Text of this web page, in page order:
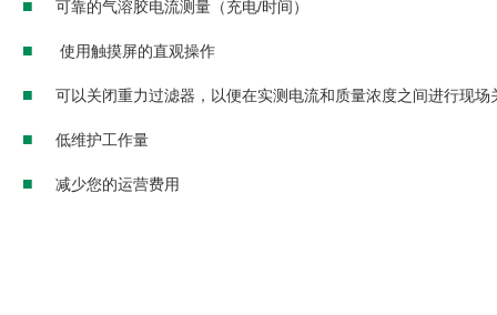
■ 可靠的气溶胶电流测量（充电/时间）
■ 使用触摸屏的直观操作
■ 可以关闭重力过滤器，以便在实测电流和质量浓度之间进行现场
■ 低维护工作量
■ 减少您的运营费用